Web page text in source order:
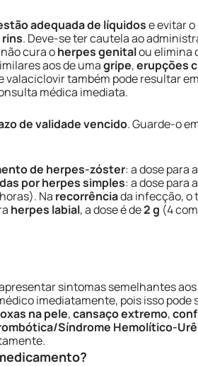
adequada de líquidose evitar
. Deve-se ter cautela ao
cura oherpes genitalou elimina
aos de umagripe,erupções
também pode resultar
médica imediata.
de validade vencido. Guarde-o
de herpes-zóster: a dose para
por herpes simples: a dose para
Na recorrênciada infecção, o
herpes labial, a dose é de2 g (4
sintomas semelhantes
imediatamente, pois isso pode
na pele,cansaço extremo,
Síndrome Hemolítico-